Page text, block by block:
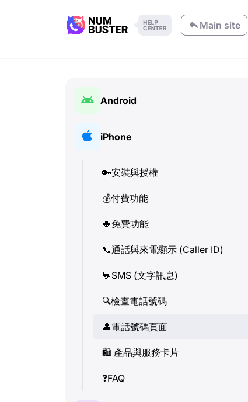
Main site
Android
🔑
iPhone
🔑安裝與授權
💰付費功能
🍀 免費功能
📞通話與來電顯示 (Caller ID)
💬SMS (文字訊息)
🔍檢查電話號碼
👤電話號碼頁面
🛍 ️ 產品與服務卡片
❓FAQ